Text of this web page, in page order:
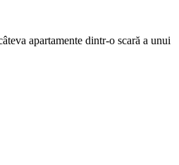
apartamente dintr-o scară a unui